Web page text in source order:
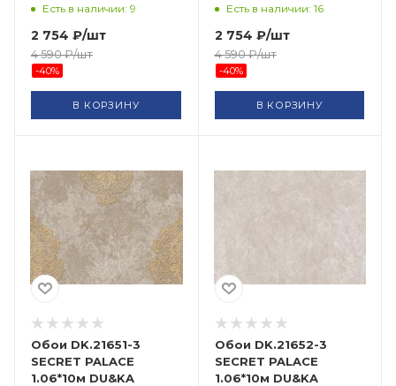
Есть в наличии: 9
2 754 ₽/шт
4 590₽/шт
-40%
В КОРЗИНУ
Есть в наличии: 16
2 754 ₽/шт
4 590₽/шт
-40%
В КОРЗИНУ
Обои DK.21651-3
SECRET PALACE
1.06*10м DU&KA
Обои DK.21652-3
SECRET PALACE
1.06*10м DU&KA